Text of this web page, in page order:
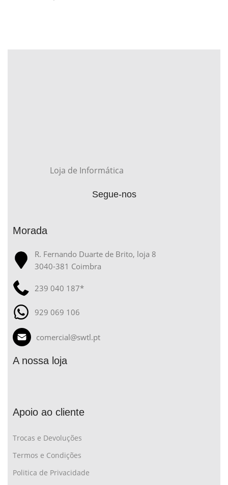
Loja de Informática
Segue-nos
Morada
R. Fernando Duarte de Brito, loja 8
3040-381 Coimbra
239 040 187*
929 069 106
comercial@swtl.pt
A nossa loja
Apoio ao cliente
Trocas e Devoluções
Termos e Condições
Politica de Privacidade